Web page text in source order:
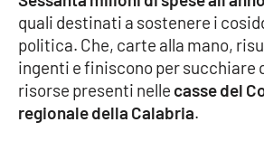
Ambiente
Cronaca
Cultura
quali destinati a sostenere i
politica. Che, carte alla mano,
ingenti e finiscono per succhiare
risorse presenti nelle casse del
regionale della Calabria.